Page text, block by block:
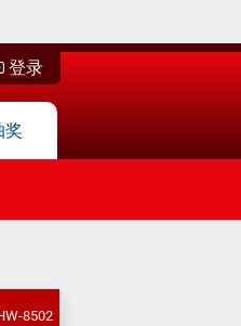
登录
奖
8502